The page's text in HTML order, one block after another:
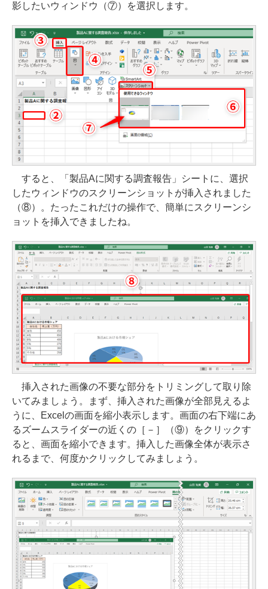
影したいウィンドウ（⑦）を選択します。
すると、「製品Aに関する調査報告」シートに、選択
したウィンドウのスクリーンショットが挿入されました
（⑧）。たったこれだけの操作で、簡単にスクリーンシ
ョットを挿入できましたね。
挿入された画像の不要な部分をトリミングして取り除
いてみましょう。まず、挿入された画像が全部見えるよ
うに、Excelの画面を縮小表示します。画面の右下端にあ
るズームスライダーの近くの［－］（⑨）をクリックす
ると、画面を縮小できます。挿入した画像全体が表示さ
れるまで、何度かクリックしてみましょう。